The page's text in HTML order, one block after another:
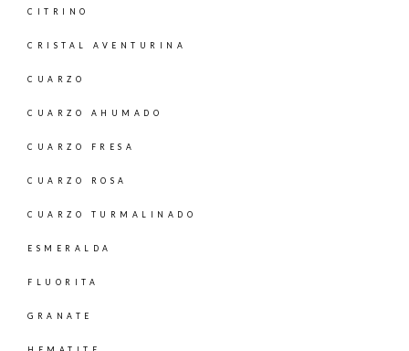
CITRINO
CRISTAL AVENTURINA
CUARZO
CUARZO AHUMADO
CUARZO FRESA
CUARZO ROSA
CUARZO TURMALINADO
ESMERALDA
FLUORITA
GRANATE